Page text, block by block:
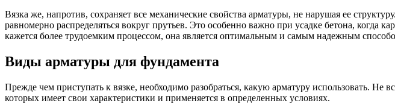
Вязка же, напротив, сохраняет все механические свойства арматуры, не нарушая ее
равномерно распределяться вокруг прутьев. Это особенно важно при усадке бетона, когда
кажется более трудоемким процессом, она является оптимальным и самым надежным
Виды арматуры для фундамента
Прежде чем приступать к вязке, необходимо разобраться, какую арматуру использовать.
которых имеет свои характеристики и применяется в определенных условиях.